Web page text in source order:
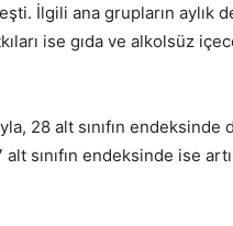
İlgili ana grupların aylık
ise gıda ve alkolsüz
28 alt sınıfın endeksinde
sınıfın endeksinde ise